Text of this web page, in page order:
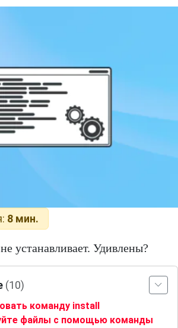
8 мин.
устанавливает. Удивлены?
(10)
команду install
файлы с помощью команды